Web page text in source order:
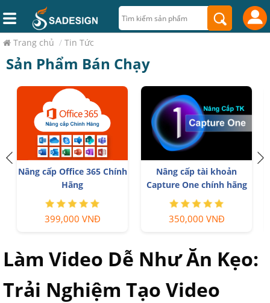
Trang chủ / Tin Tức
Sản Phẩm Bán Chạy
Nâng cấp Office 365 Chính
Hãng
399,000 VNĐ
Nâng cấp tài khoản
Capture One chính hãng
350,000 VNĐ
Làm Video Dễ Như Ăn Kẹo:
Trải Nghiệm Tạo Video